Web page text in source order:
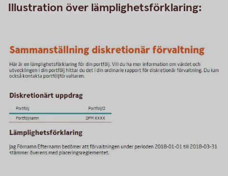
Illustration över lämplighetsförklaring: